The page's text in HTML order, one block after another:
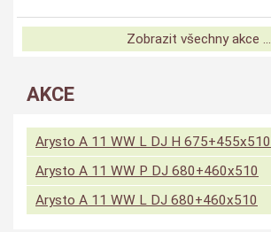
Zobrazit všechny akce ...
AKCE
Arysto A 11 WW L DJ H 675+455x510
Arysto A 11 WW P DJ 680+460x510
Arysto A 11 WW L DJ 680+460x510